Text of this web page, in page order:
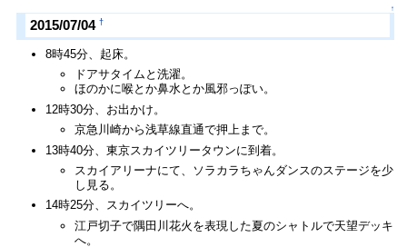
↑
2015/07/04 †
8時45分、起床。
ドアサタイムと洗濯。
ほのかに喉とか鼻水とか風邪っぽい。
12時30分、お出かけ。
京急川崎から浅草線直通で押上まで。
13時40分、東京スカイツリータウンに到着。
スカイアリーナにて、ソラカラちゃんダンスのステージを少
し見る。
14時25分、スカイツリーへ。
江戸切子で隅田川花火を表現した夏のシャトルで天望デッキ
へ。